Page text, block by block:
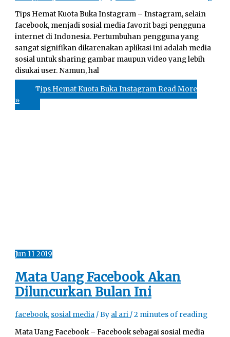
Tips Hemat Kuota Buka Instagram – Instagram, selain
facebook, menjadi sosial media favorit bagi pengguna
internet di Indonesia. Pertumbuhan pengguna yang
sangat signifikan dikarenakan aplikasi ini adalah media
sosial untuk sharing gambar maupun video yang lebih
disukai user. Namun, hal
Tips Hemat Kuota Buka Instagram Read More
»
Jun 112019
Mata Uang Facebook Akan
Diluncurkan Bulan Ini
facebook, sosial media / By al ari /2 minutes of reading
Mata Uang Facebook – Facebook sebagai sosial media